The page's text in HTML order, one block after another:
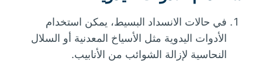
في حالات الانسداد البسيط، يمكن استخدام
الأدوات اليدوية مثل الأسياخ المعدنية أو السلال
النحاسية لإزالة الشوائب من الأنابيب.